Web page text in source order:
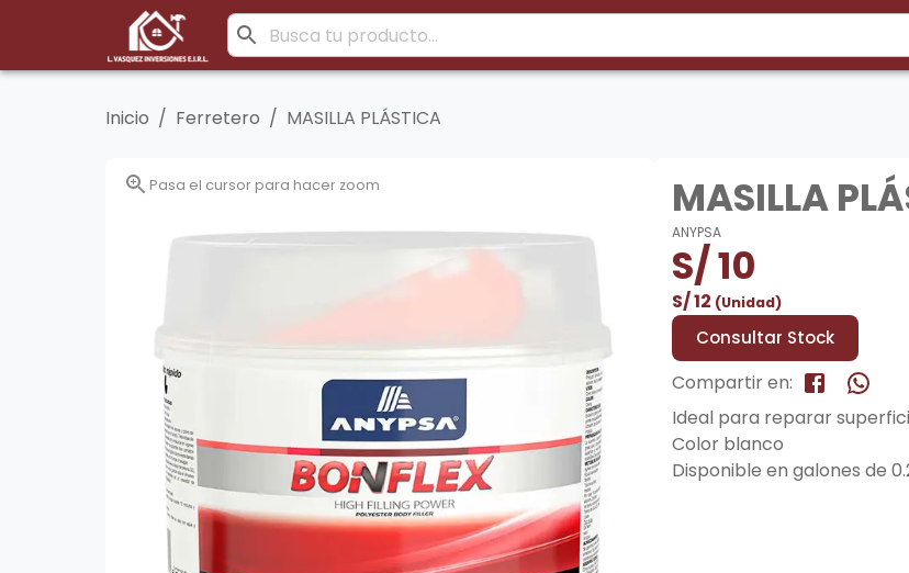
Inicio / Ferretero / MASILLA PLÁSTICA
Pasa el cursor para hacer zoom MASILLA
ANYPSA
S/10
S/12 (Unidad)
Consultar Stock
Compartir en:
Ideal para reparar
Color blanco
Disponible en galones de